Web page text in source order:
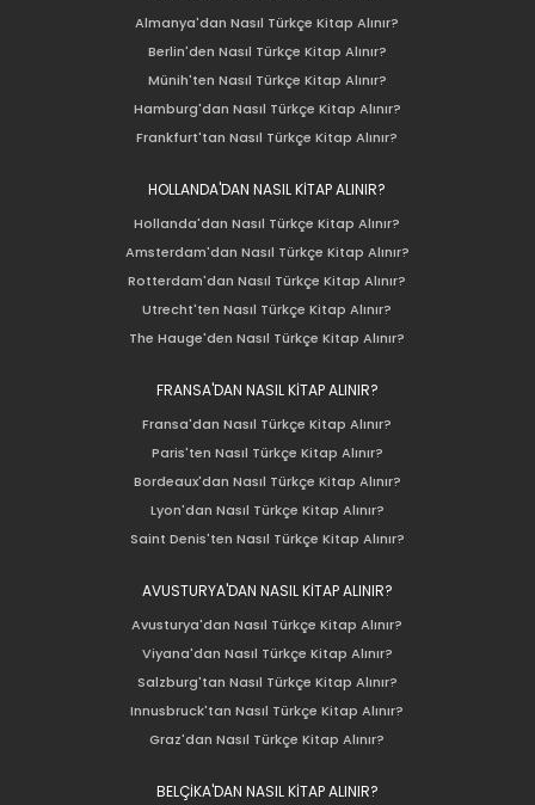
Almanya'dan Nasıl Türkçe Kitap Alınır?
Berlin'den Nasıl Türkçe Kitap Alınır?
Münih'ten Nasıl Türkçe Kitap Alınır?
Hamburg'dan Nasıl Türkçe Kitap Alınır?
Frankfurt'tan Nasıl Türkçe Kitap Alınır?
HOLLANDA'DAN NASIL KİTAP ALINIR?
Hollanda'dan Nasıl Türkçe Kitap Alınır?
Amsterdam'dan Nasıl Türkçe Kitap Alınır?
Rotterdam'dan Nasıl Türkçe Kitap Alınır?
Utrecht'ten Nasıl Türkçe Kitap Alınır?
The Hauge'den Nasıl Türkçe Kitap Alınır?
FRANSA'DAN NASIL KİTAP ALINIR?
Fransa'dan Nasıl Türkçe Kitap Alınır?
Paris'ten Nasıl Türkçe Kitap Alınır?
Bordeaux'dan Nasıl Türkçe Kitap Alınır?
Lyon'dan Nasıl Türkçe Kitap Alınır?
Saint Denis'ten Nasıl Türkçe Kitap Alınır?
AVUSTURYA'DAN NASIL KİTAP ALINIR?
Avusturya'dan Nasıl Türkçe Kitap Alınır?
Viyana'dan Nasıl Türkçe Kitap Alınır?
Salzburg'tan Nasıl Türkçe Kitap Alınır?
Innusbruck'tan Nasıl Türkçe Kitap Alınır?
Graz'dan Nasıl Türkçe Kitap Alınır?
BELÇİKA'DAN NASIL KİTAP ALINIR?